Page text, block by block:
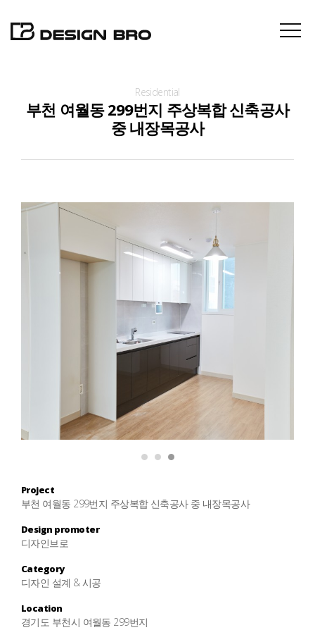
About
Contact
Residential
부천 여월동 299번지 주상복합 신축공사
중 내장목공사
1 2 3
Project
부천 여월동 299번지 주상복합 신축공사 중 내장목공사
Design promoter
디자인브로
Category
디자인 설계 & 시공
Location
경기도 부천시 여월동 299번지